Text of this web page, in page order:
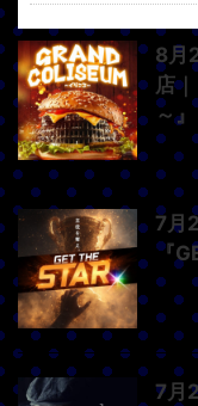
8月
店
～
7月
『
7月